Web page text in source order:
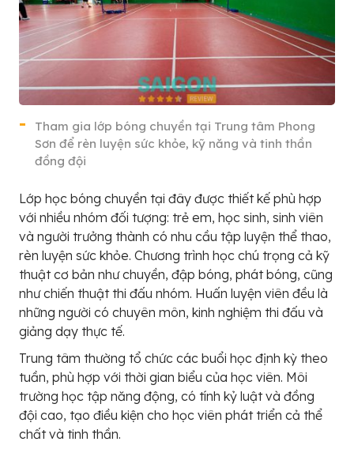
Tham gia lớp bóng chuyền tại Trung tâm Phong
Sơn để rèn luyện sức khỏe, kỹ năng và tinh thần
đồng đội
Lớp học bóng chuyền tại đây được thiết kế phù hợp
với nhiều nhóm đối tượng: trẻ em, học sinh, sinh viên
và người trưởng thành có nhu cầu tập luyện thể thao,
rèn luyện sức khỏe. Chương trình học chú trọng cả kỹ
thuật cơ bản như chuyền, đập bóng, phát bóng, cũng
như chiến thuật thi đấu nhóm. Huấn luyện viên đều là
những người có chuyên môn, kinh nghiệm thi đấu và
giảng dạy thực tế.
Trung tâm thường tổ chức các buổi học định kỳ theo
tuần, phù hợp với thời gian biểu của học viên. Môi
trường học tập năng động, có tính kỷ luật và đồng
đội cao, tạo điều kiện cho học viên phát triển cả thể
chất và tinh thần.